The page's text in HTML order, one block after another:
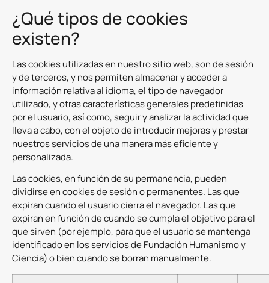
¿Qué tipos de cookies
existen?
Las cookies utilizadas en nuestro sitio web, son de sesión
y de terceros, y nos permiten almacenar y acceder a
información relativa al idioma, el tipo de navegador
utilizado, y otras características generales predefinidas
por el usuario, así como, seguir y analizar la actividad que
lleva a cabo, con el objeto de introducir mejoras y prestar
nuestros servicios de una manera más eficiente y
personalizada.
Las cookies, en función de su permanencia, pueden
dividirse en cookies de sesión o permanentes. Las que
expiran cuando el usuario cierra el navegador. Las que
expiran en función de cuando se cumpla el objetivo para el
que sirven (por ejemplo, para que el usuario se mantenga
identificado en los servicios de Fundación Humanismo y
Ciencia) o bien cuando se borran manualmente.